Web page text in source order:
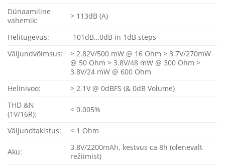
Dünaamiline
vahemik:
> 113dB (A)
Helitugevus:
-101dB…0dB in 1dB steps
Väljundvõimsus:
> 2.82V/500 mW @ 16 Ohm > 3.7V/270mW
@ 50 Ohm > 3.8V/48 mW @ 300 Ohm >
3.8V/24 mW @ 600 Ohm
Helinivoo:
> 2.1V @ 0dBFS (& 0dB Volume)
THD &N
(1V/16R):
< 0.005%
Väljundtakistus: < 1 Ohm
Aku:
3.8V/2200mAh, kestvus ca 8h (olenevalt
režiimist)